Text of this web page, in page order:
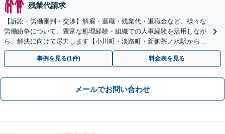
残業代請求
【訴訟・労働審判・交渉】解雇・退職・残業代・退職金など、様々な
労働紛争について、豊富な処理経験・組織での人事経験を活用しなが
ら、解決に向けて尽力します【小川町・淡路町・新御茶ノ水駅から約
1分、御茶ノ水駅も利用可】
事例を見る(1件) 料金表を見る
メールでお問い合わせ